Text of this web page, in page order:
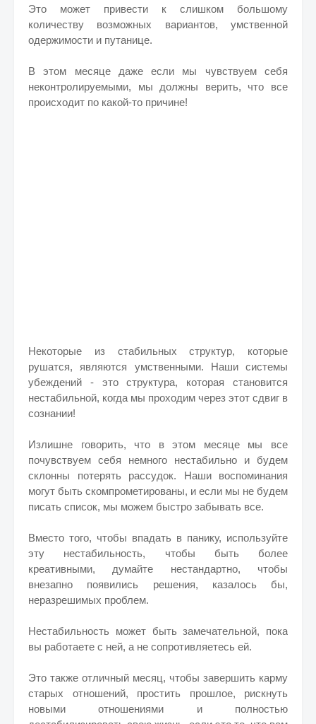
Это может привести к слишком большому
количеству возможных вариантов, умственной
одержимости и путанице.
В этом месяце даже если мы чувствуем себя
неконтролируемыми, мы должны верить, что все
происходит по какой-то причине!
Некоторые из стабильных структур, которые
рушатся, являются умственными. Наши системы
убеждений - это структура, которая становится
нестабильной, когда мы проходим через этот сдвиг в
сознании!
Излишне говорить, что в этом месяце мы все
почувствуем себя немного нестабильно и будем
склонны потерять рассудок. Наши воспоминания
могут быть скомпрометированы, и если мы не будем
писать список, мы можем быстро забывать все.
Вместо того, чтобы впадать в панику, используйте
эту нестабильность, чтобы быть более
креативными, думайте нестандартно, чтобы
внезапно появились решения, казалось бы,
неразрешимых проблем.
Нестабильность может быть замечательной, пока
вы работаете с ней, а не сопротивляетесь ей.
Это также отличный месяц, чтобы завершить карму
старых отношений, простить прошлое, рискнуть
новыми отношениями и полностью